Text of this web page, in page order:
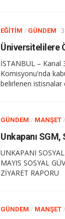
EĞITIM / GÜNDEM
İSTANBUL –
Komisyonu'nda
belirlenen istisnalar
GÜNDEM / MANŞET /
UNKAPANI
MAYIS SOSYAL
ZİYARET
GÜNDEM / MANŞET /